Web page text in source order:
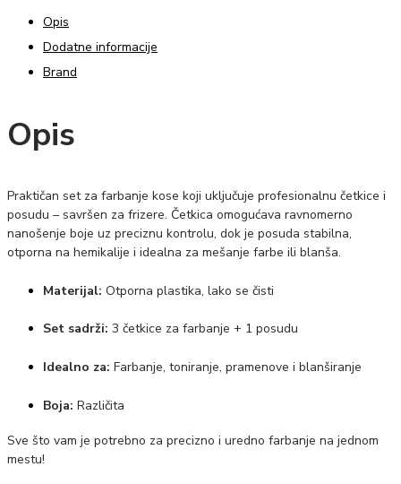
Opis
Dodatne informacije
Brand
Opis
Praktičan set za farbanje kose koji uključuje profesionalnu četkice i
posudu – savršen za frizere. Četkica omogućava ravnomerno
nanošenje boje uz preciznu kontrolu, dok je posuda stabilna,
otporna na hemikalije i idealna za mešanje farbe ili blanša.
Materijal: Otporna plastika, lako se čisti
Set sadrži: 3 četkice za farbanje + 1 posudu
Idealno za: Farbanje, toniranje, pramenove i blanširanje
Boja: Različita
Sve što vam je potrebno za precizno i uredno farbanje na jednom
mestu!